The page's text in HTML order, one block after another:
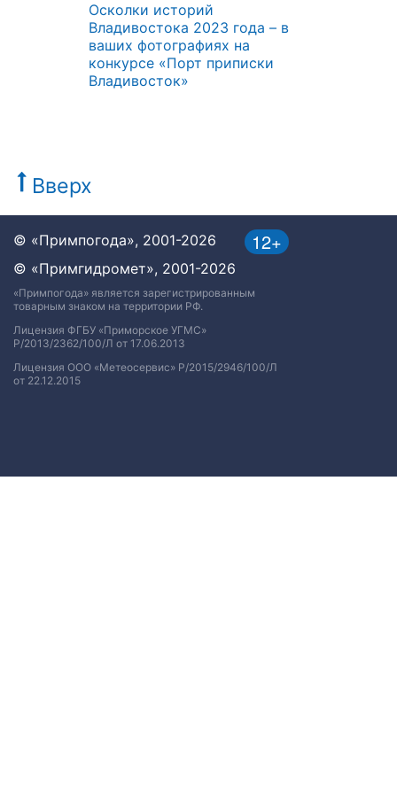
Осколки историй
Владивостока 2023 года – в
ваших фотографиях на
конкурсе «Порт приписки
Владивосток»
Вверх
12+
© «Примпогода», 2001-2026
© «Примгидромет», 2001-2026
«Примпогода» является зарегистрированным
товарным знаком на территории РФ.
Лицензия ФГБУ «Приморское УГМС»
Р/2013/2362/100/Л от 17.06.2013
Лицензия ООО «Метеосервис» Р/2015/2946/100/Л
от 22.12.2015